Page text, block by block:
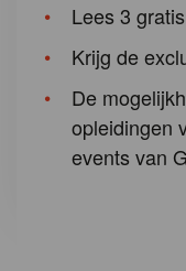
Lees 3
Krijg de
De
opleidingen
events van